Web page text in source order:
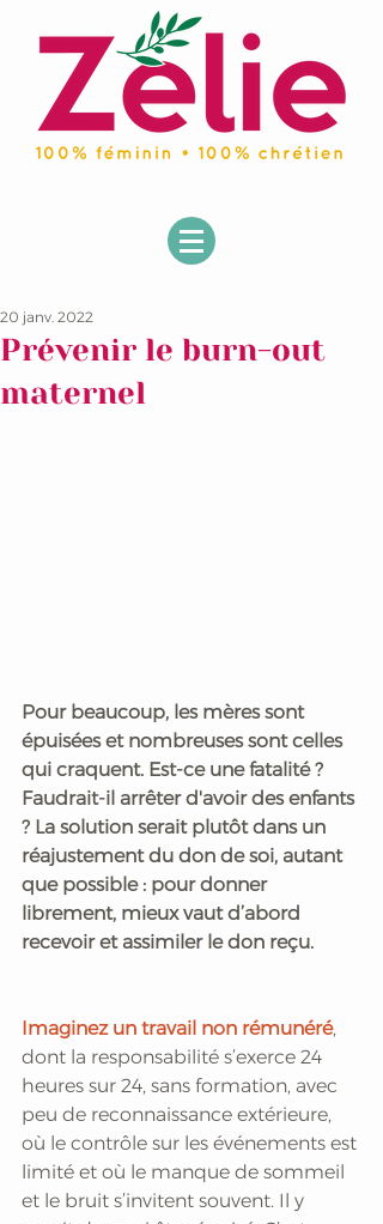
Prévenir le burn-out
maternel
20 janv. 2022
Pour beaucoup, les mères sont
épuisées et nombreuses sont celles
qui craquent. Est-ce une fatalité ?
Faudrait-il arrêter d'avoir des enfants
? La solution serait plutôt dans un
réajustement du don de soi, autant
que possible : pour donner
librement, mieux vaut d’abord
recevoir et assimiler le don reçu.
Imaginez un travail non rémunéré,
dont la responsabilité s’exerce 24
heures sur 24, sans formation, avec
peu de reconnaissance extérieure,
où le contrôle sur les événements est
limité et où le manque de sommeil
et le bruit s’invitent souvent. Il y